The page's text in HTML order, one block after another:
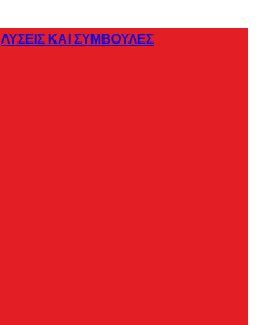
ΛΥΣΕΙΣ ΚΑΙ ΣΥΜΒΟΥΛΕΣ